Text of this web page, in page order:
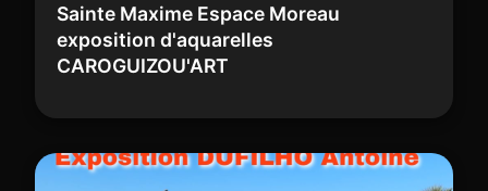
Sainte Maxime Espace Moreau
exposition d'aquarelles
CAROGUIZOU'ART